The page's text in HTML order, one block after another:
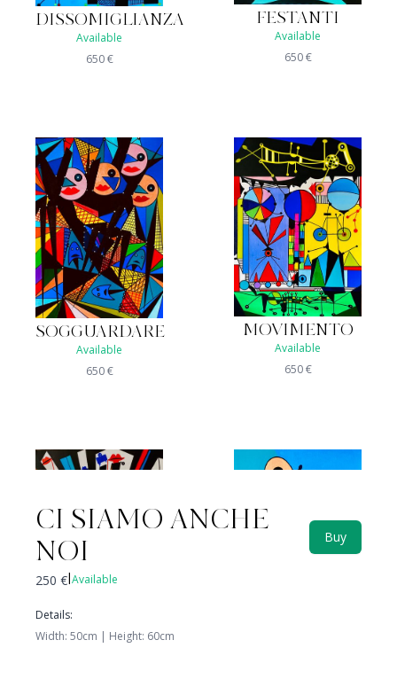
CI SIAMO ANCHE
NOI
Buy
250 € Available
Details:
Width: 50cm | Height: 60cm
DISSOMIGLIANZA
Available
650€
FESTANTI
Available
650€
SOGGUARDARE
Available
650€
MOVIMENTO
Available
650€
CELATO